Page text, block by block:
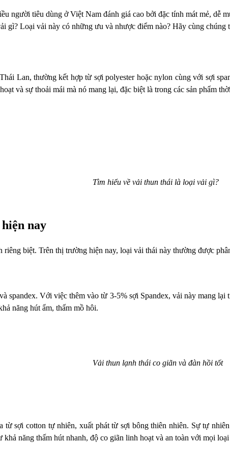
người tiêu dùng ở Việt Nam đánh giá cao bởi đặc tính mát mẻ, dễ
gì? Loại vải này có những ưu và nhược điểm nào? Hãy cùng
Lan, thường kết hợp từ sợi polyester hoặc nylon cùng với sợi
và sự thoải mái mà nó mang lại, đặc biệt là trong các sản phẩm
Tìm hiểu về vải thun thái là loại vải gì?
nay
biệt. Trên thị trường hiện nay, loại vải thái này thường được
spandex. Với việc thêm vào từ 3-5% sợi Spandex, vải này mang
năng hút ẩm, thấm mồ hôi.
Vải thun lạnh thái co giãn và đàn hồi tốt
từ sợi cotton tự nhiên, xuất phát từ sợi bông thiên nhiên. Sự tự
năng thấm hút nhanh, độ co giãn linh hoạt và an toàn với mọi